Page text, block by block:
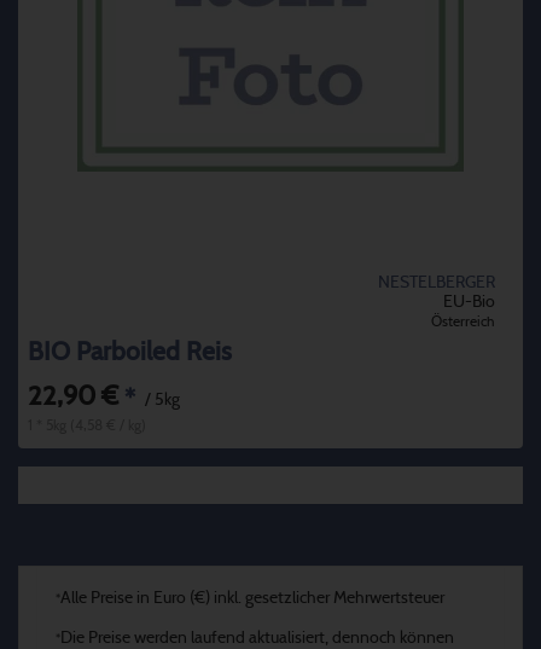
NESTELBERGER
EU-Bio
Österreich
BIO Parboiled Reis
22,90 € * / 5kg
*Alle Preise in Euro (€) inkl. gesetzlicher Mehrwertsteuer
* Die Preise werden laufend aktualisiert, dennoch können